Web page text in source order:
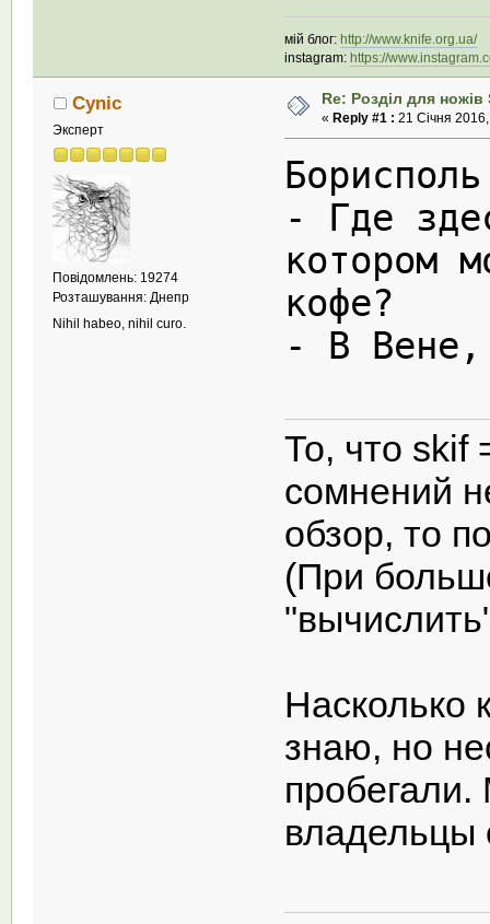
мій блог: http://www.knife.org.ua/
instagram: https://
Cynic
Эксперт
Повідомлень: 19274
Розташування: Днепр
Nihil habeo, nihil curo.
Re: Розділ для ножів
« Reply #1 : 21 Січня
- Где
котором
кофе?
- В
То, что skif
сомнений
обзор, то
(При
Насколько
знаю, но
владельцы